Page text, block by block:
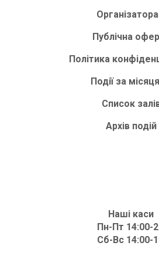
Публічна
Політика
Події за
Список
Архів подій
Наші каси
Пн-Пт 14:00-
Сб-Вс 14:00-